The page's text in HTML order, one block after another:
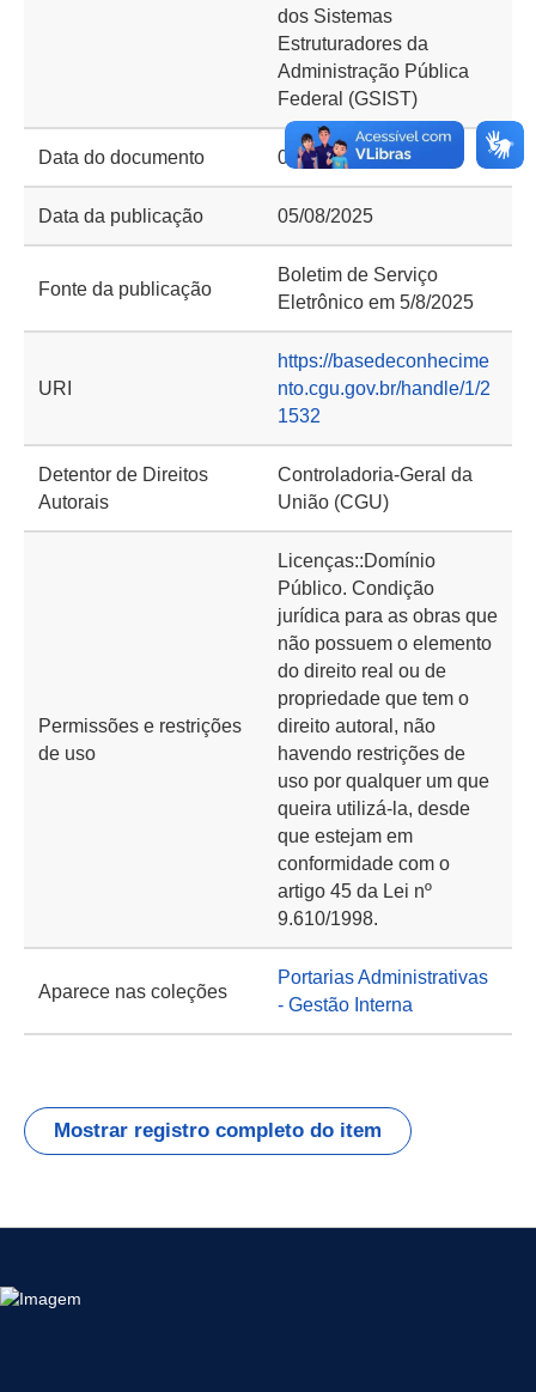
dos Sistemas
Estruturadores da
Administração Pública
Federal (GSIST)
Data do documento 05/08/2025
Data da publicação 05/08/2025
Fonte da publicação
Boletim de Serviço
Eletrônico em 5/8/2025
URI
https://basedeconhecime
nto.cgu.gov.br/handle/1/2
1532
Detentor de Direitos
Autorais
Controladoria-Geral da
União (CGU)
Permissões e restrições
de uso
Licenças::Domínio
Público. Condição
jurídica para as obras que
não possuem o elemento
do direito real ou de
propriedade que tem o
direito autoral, não
havendo restrições de
uso por qualquer um que
queira utilizá-la, desde
que estejam em
conformidade com o
artigo 45 da Lei nº
9.610/1998.
Aparece nas coleções
Portarias Administrativas
- Gestão Interna
Mostrar registro completo do item